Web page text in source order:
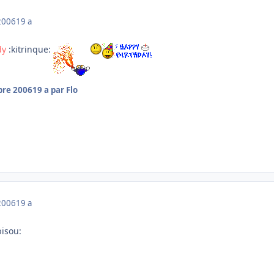
19 a
:kitrinque:
200619 a par Flo
19 a